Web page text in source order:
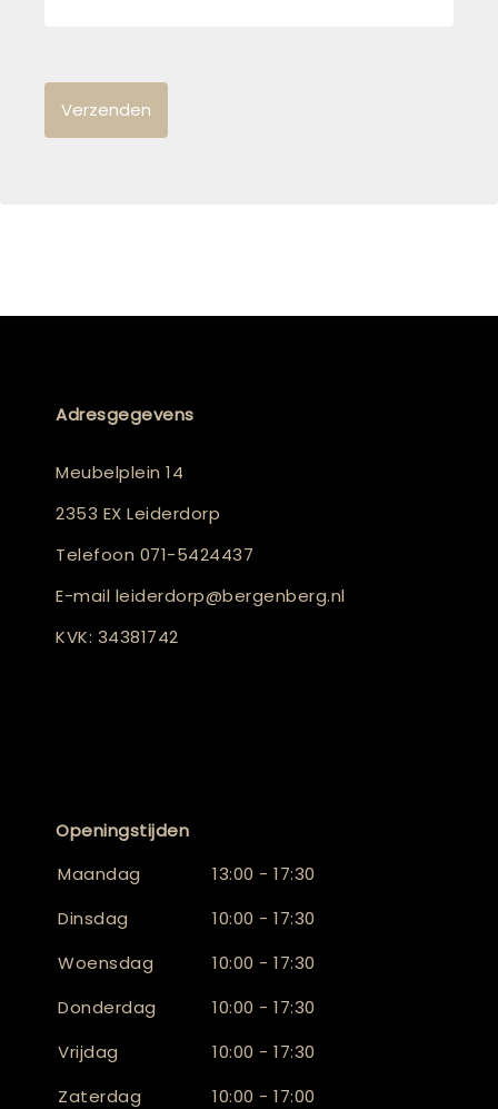
Adresgegevens
Meubelplein 14
2353 EX Leiderdorp
Telefoon 071-5424437
E-mail leiderdorp@bergenberg.nl
KVK: 34381742
Openingstijden
Maandag
13:00 - 17:30
Dinsdag
10:00 - 17:30
Woensdag
10:00 - 17:30
Donderdag
10:00 - 17:30
Vrijdag
10:00 - 17:30
Zaterdag
10:00 - 17:00